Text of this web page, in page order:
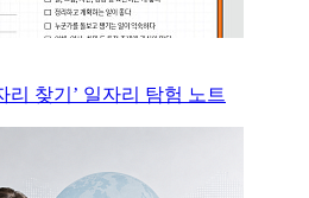
리 찾기’ 일자리 탐험 노트